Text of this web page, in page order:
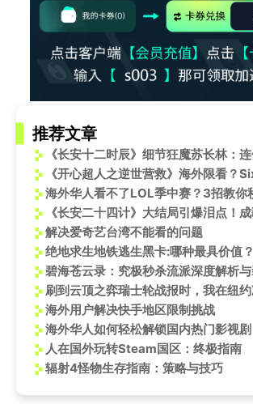
推荐文章
解决爱奇艺台湾不能看的问题
绝地求生地铁逃生黑卡:哪种最具价值？
海外用户解决快手地区限制挑战
人在国外玩转Steam国区：终极指南
辐射4怪物生存指南：策略与技巧